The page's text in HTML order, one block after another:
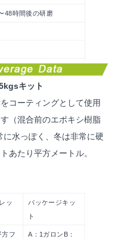
48時間後の研磨
ト/1.5ガロン/ 3ガロン/
＆ODMを受け入れる
キット
コーティングとして使用
（混合前のエポキシ樹脂
水っぽく、冬は非常に硬
あたり平方メートル。
ッ パッケージキッ
ト
方フ A：1ガロンB：